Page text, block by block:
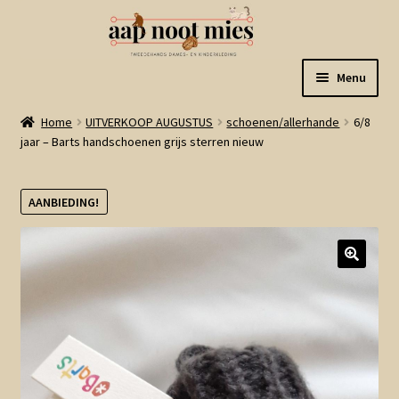
naar
navigatie
de
inhoud
Menu
Welkom
Winkel
Mijn account
Winkelmand
Linkjes
Home UITVERKOOP AUGUSTUS schoenen/allerhande
6/8
jaar – Barts handschoenen grijs sterren nieuw
AANBIEDING!